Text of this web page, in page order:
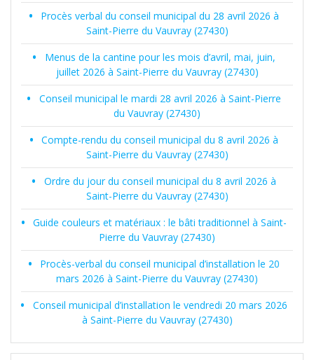
Procès verbal du conseil municipal du 28 avril 2026 à
Saint-Pierre du Vauvray (27430)
Menus de la cantine pour les mois d’avril, mai, juin,
juillet 2026 à Saint-Pierre du Vauvray (27430)
Conseil municipal le mardi 28 avril 2026 à Saint-Pierre
du Vauvray (27430)
Compte-rendu du conseil municipal du 8 avril 2026 à
Saint-Pierre du Vauvray (27430)
Ordre du jour du conseil municipal du 8 avril 2026 à
Saint-Pierre du Vauvray (27430)
Guide couleurs et matériaux : le bâti traditionnel à Saint-
Pierre du Vauvray (27430)
Procès-verbal du conseil municipal d’installation le 20
mars 2026 à Saint-Pierre du Vauvray (27430)
Conseil municipal d’installation le vendredi 20 mars 2026
à Saint-Pierre du Vauvray (27430)